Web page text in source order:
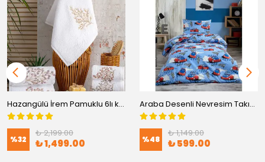
Hazangülü İrem Pamuklu 6lı kutulu Havlu (50x90)
%32
₺ 2,199.00
₺ 1,499.00
Araba Desenli Nevresim Takımı Pamuklu - Tek Kişilik
%48
₺ 1,149.00
₺ 599.00